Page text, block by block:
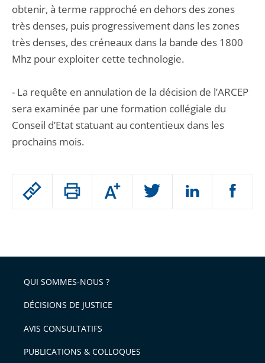
Passer
arriver
après
Augmenter
ou
l'article
pour
avant
obtenir, à terme rapproché en dehors des zones
très denses, puis progressivement dans les zones
très denses, des créneaux dans la bande des 1800
Mhz pour exploiter cette technologie.
- La requête en annulation de la décision de l’ARCEP
sera examinée par une formation collégiale du
Conseil d’Etat statuant au contentieux dans les
prochains mois.
QUI SOMMES-NOUS ?
DÉCISIONS DE JUSTICE
AVIS CONSULTATIFS
PUBLICATIONS & COLLOQUES